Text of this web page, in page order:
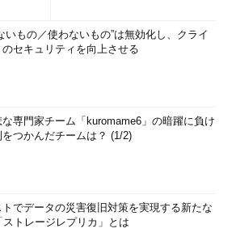
いもの／使わないもの”は無効化し、クライ
のセキュリティを向上させる
専門家チーム「kuromame6」の暗躍に負け
つかんだチームは？ (1/2)
でデータの災害復旧対策を実現する新たな
ストレージレプリカ」とは